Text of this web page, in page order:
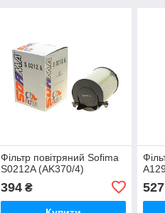
Фільтр повітряний Sofima
S0212A (AK370/4)
394₴ 527